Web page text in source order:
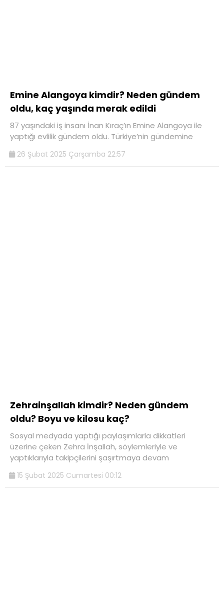
Emine Alangoya kimdir? Neden gündem
oldu, kaç yaşında merak edildi
87 yaşındaki iş insanı İnan Kıraç’ın Emine Alangoya ile
yaptığı evlilik gündem oldu. Türkiye’nin gündemine
26 Şubat 2025 Çarşamba 22:57
Zehrainşallah kimdir? Neden gündem
oldu? Boyu ve kilosu kaç?
Sosyal medyada yaptığı paylaşımlarla dikkatleri
üzerine çeken Zehra İnşallah, söylemleriyle ve
yaptıklarıyla takipçilerini şaşırtmaya devam
15 Şubat 2025 Cumartesi 00:12